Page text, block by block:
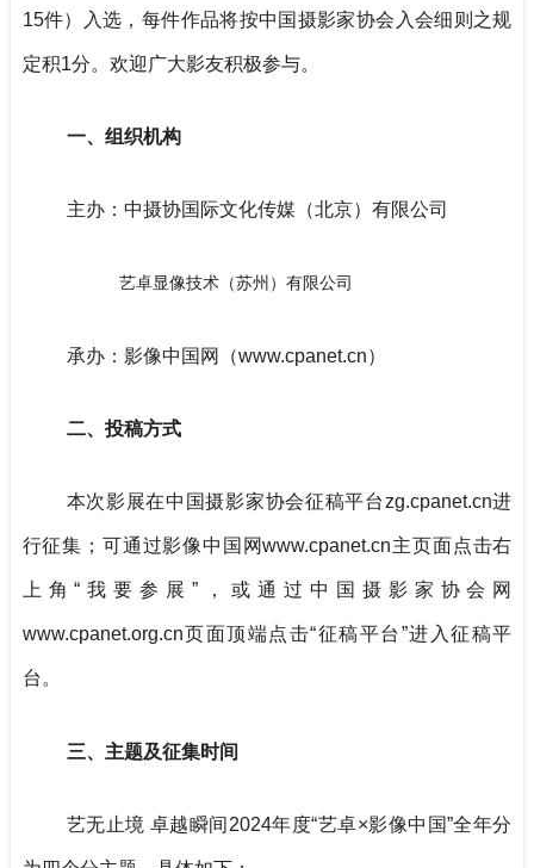
15件）入选，每件作品将按中国摄影家协会入会细则之规
定积1分。欢迎广大影友积极参与。
一、组织机构
主办：中摄协国际文化传媒（北京）有限公司
艺卓显像技术（苏州）有限公司
承办：影像中国网（www.cpanet.cn）
二、投稿方式
本次影展在中国摄影家协会征稿平台zg.cpanet.cn进
行征集；可通过影像中国网www.cpanet.cn主页面点击右
上角“我要参展”，或通过中国摄影家协会网
www.cpanet.org.cn页面顶端点击“征稿平台”进入征稿平
台。
三、主题及征集时间
艺无止境 卓越瞬间2024年度“艺卓×影像中国”全年分